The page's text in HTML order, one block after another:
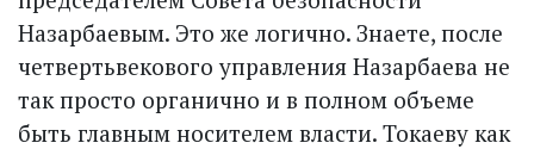
Назарбаевым. Это же логично. Знаете, после
четвертьвекового управления Назарбаева не
так просто органично и в полном объеме
быть главным носителем власти. Токаеву как